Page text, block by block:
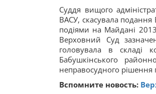
Суддя вищого
ВАСУ, скасувала подання
подіями на Майдані
Верховний Суд
головувала в складі
Бабушкінського
неправосудного
Вспомните новость: